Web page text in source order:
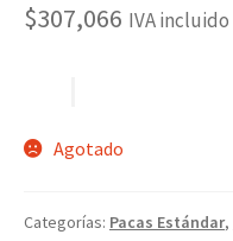
$307,066 IVA incluido
Agotado
Categorías: Pacas Estándar,